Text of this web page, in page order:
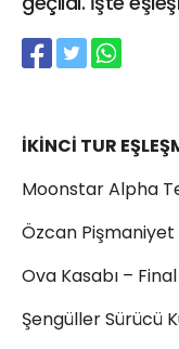
İKİNCİ TUR
Moonstar Alpha
Özcan
Ova Kasabı –
Şengüller Sürücü